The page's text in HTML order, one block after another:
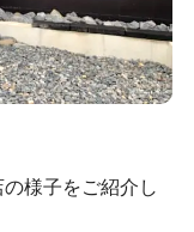
様子をご紹介し